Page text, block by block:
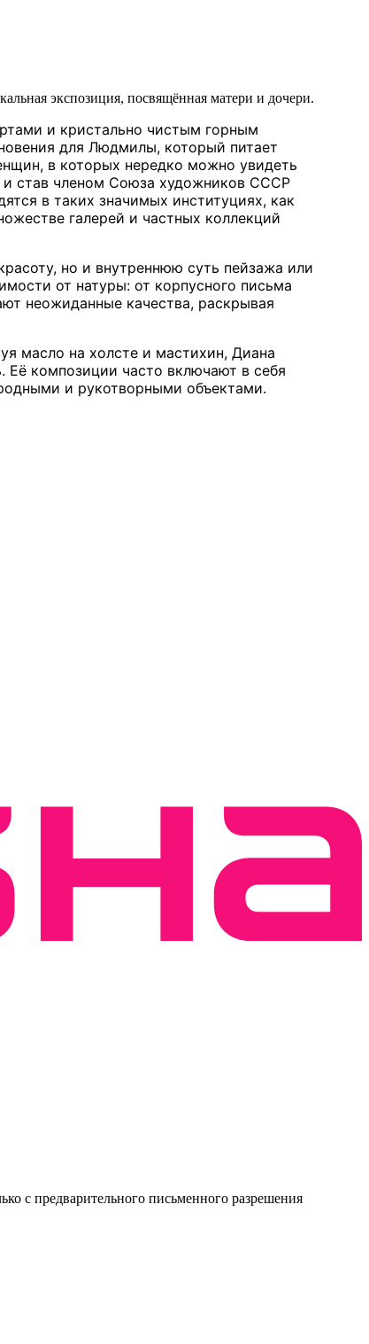
экспозиция, посвящённая матери и дочери.
и кристально чистым горным
для Людмилы, который питает
в которых нередко можно увидеть
и став членом Союза художников СССР
в таких значимых институциях, как
галерей и частных коллекций
но и внутреннюю суть пейзажа или
от натуры: от корпусного письма
неожиданные качества, раскрывая
масло на холсте и мастихин, Диана
Её композиции часто включают в себя
и рукотворными объектами.
с предварительного письменного разрешения